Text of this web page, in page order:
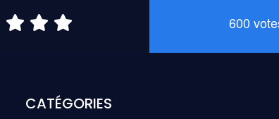
600
CATÉGORIES